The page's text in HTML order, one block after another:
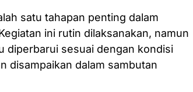
satu tahapan penting dalam
ini rutin dilaksanakan, namun
diperbarui sesuai dengan kondisi
disampaikan dalam sambutan